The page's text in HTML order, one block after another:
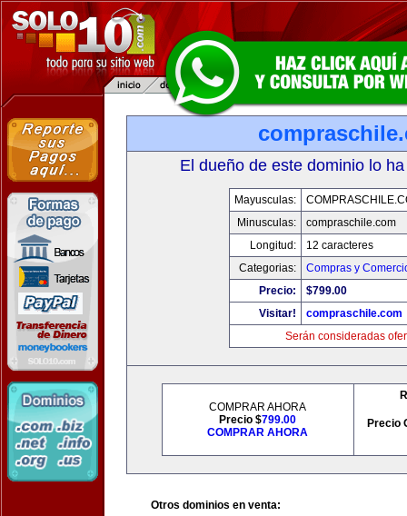
El dueño de este dominio lo
Mayusculas:
Minusculas:
compraschile.com
Longitud:
12 caracteres
Categorias:
Compras y
Precio:
$799.00
Visitar!
compraschile.com
Serán consideradas
COMPRAR AHORA
Precio $799.00
COMPRAR AHORA
Precio
Otros dominios en venta: